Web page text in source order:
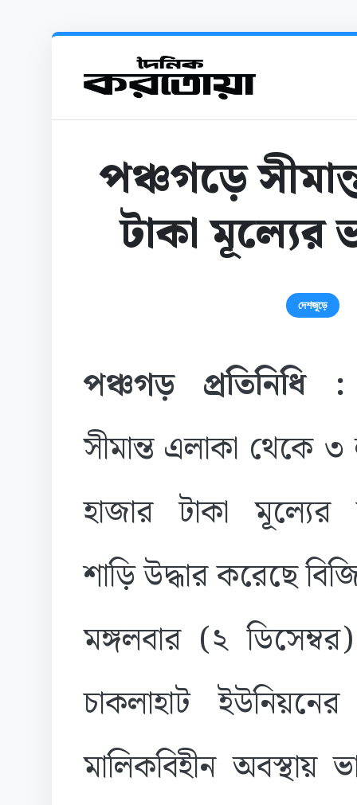
পঞ্চগড়ে
টাকা মূল্যের
দেশজুড়ে
পঞ্চগড়
সীমান্ত এলাকা থেকে
হাজার টাকা মূল্যের
শাড়ি উদ্ধার করেছে
মঙ্গলবার (২
চাকলাহাট
মালিকবিহীন